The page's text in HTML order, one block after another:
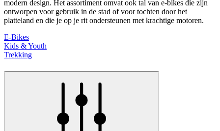
modern design. Het assortiment omvat ook tal van e-bikes die zijn
ontworpen voor gebruik in de stad of voor tochten door het
platteland en die je op je rit ondersteunen met krachtige motoren.
E-Bikes
Kids & Youth
Trekking